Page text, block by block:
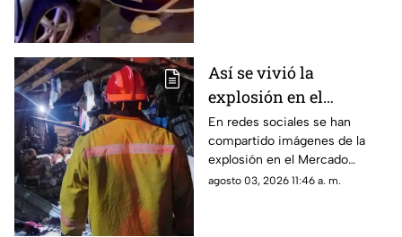
Así se vivió la
explosión en el
Mercado Central de
Acapulco que dejó
varios locales
afectados
En redes sociales se han
compartido imágenes de la
explosión en el Mercado
Central de Acapulco que dejó
agosto 03, 2026 11:46 a. m.